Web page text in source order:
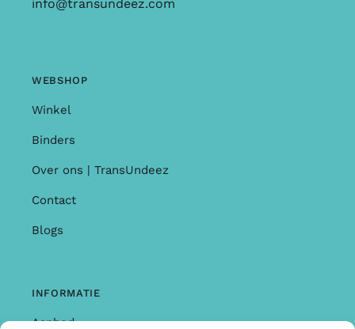
info@transundeez.com
WEBSHOP
Winkel
Binders
Over ons | TransUndeez
Contact
Blogs
INFORMATIE
Aanbod